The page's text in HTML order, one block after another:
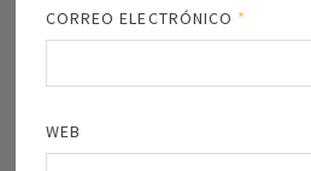
CORREO ELECTRÓNICO *
WEB